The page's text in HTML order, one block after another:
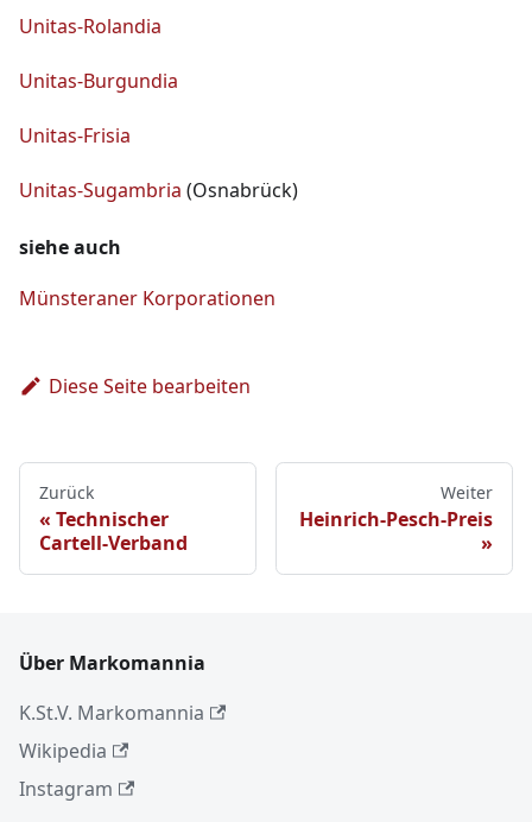
Unitas-Rolandia
Unitas-Burgundia
Unitas-Frisia
Unitas-Sugambria (Osnabrück)
siehe auch
Münsteraner Korporationen
Diese Seite bearbeiten
Zurück
Technischer
Cartell-Verband
Weiter
Heinrich-Pesch-Preis
Über Markomannia
K.St.V. Markomannia
Wikipedia
Instagram